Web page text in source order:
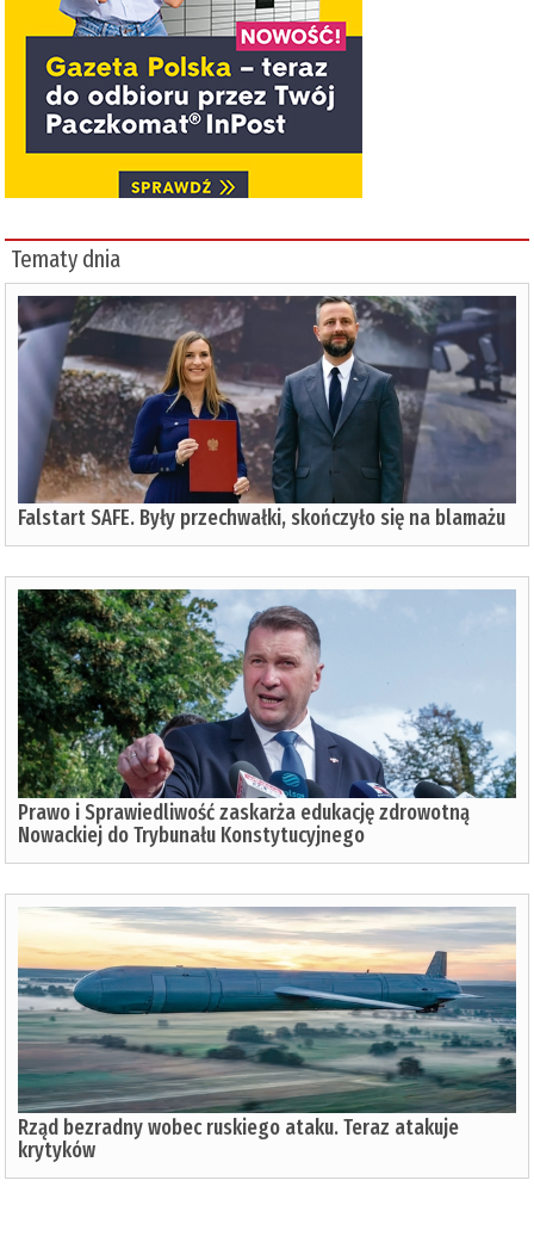
Tematy dnia
Falstart SAFE. Były przechwałki, skończyło się na blamażu
Prawo i Sprawiedliwość zaskarża edukację zdrowotną
Nowackiej do Trybunału Konstytucyjnego
Rząd bezradny wobec ruskiego ataku. Teraz atakuje
krytyków